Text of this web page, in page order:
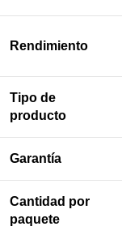
Rendimiento
Tipo de
producto
Garantía
Cantidad por
paquete